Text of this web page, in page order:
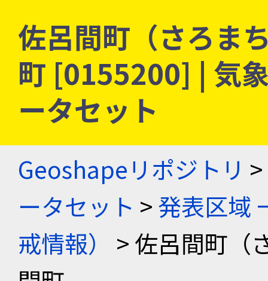
佐呂間町（さろま
町 [0155200] | 気
ータセット
Geoshapeリポジトリ >
ータセット >発表区域
戒情報）
> 佐呂間町（